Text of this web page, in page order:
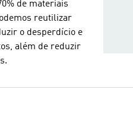
de materiais
reutilizar
o desperdício e
além de reduzir